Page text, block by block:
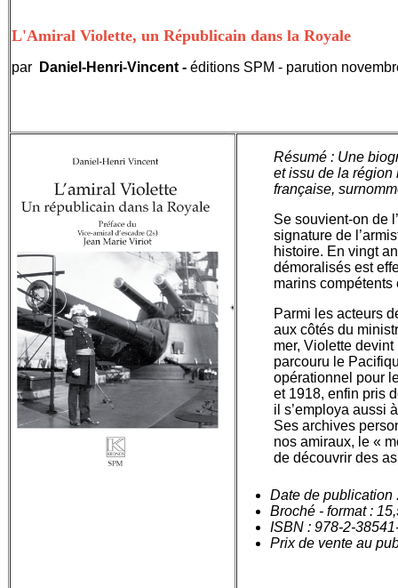
L'Amiral Violette, un Républicain dans la Royale
par Daniel-Henri-Vincent -éditions SPM - parution
Résumé : Une
et issu de la
française,
Se souvient-on de
signature de
histoire. En vingt
démoralisés est
marins compétents
Parmi les acteurs
aux côtés du
mer, Violette
parcouru le
opérationnel pour
et 1918, enfin pris
il s’employa aussi
Ses archives
nos amiraux, le «
de découvrir des
Date de publication
Broché - format :
ISBN : 978-2-
Prix de vente au